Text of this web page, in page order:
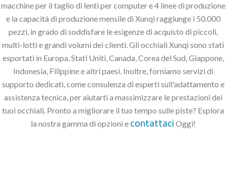
macchine per il taglio di lenti per computer e 4 linee di produzione
e la capacità di produzione mensile di Xunqi raggiunge i 50.000
pezzi, in grado di soddisfare le esigenze di acquisto di piccoli,
multi-lotti e grandi volumi dei clienti. Gli occhiali Xunqi sono stati
esportati in Europa, Stati Uniti, Canada, Corea del Sud, Giappone,
Indonesia, Filippine e altri paesi. Inoltre, forniamo servizi di
supporto dedicati, come consulenza di esperti sull'adattamento e
assistenza tecnica, per aiutarti a massimizzare le prestazioni dei
tuoi occhiali. Pronto a migliorare il tuo tempo sulle piste? Esplora
la nostra gamma di opzioni e contattaci Oggi!